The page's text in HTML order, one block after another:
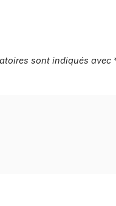
sont indiqués avec